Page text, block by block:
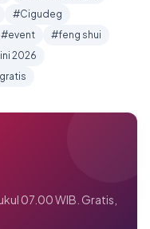
#Cigudeg
#event
#feng shui
2026
07.00 WIB. Gratis,